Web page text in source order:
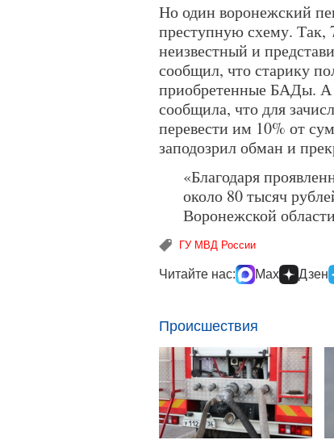
Но один воронежский
преступную схему. Так,
неизвестный и
сообщил, что старику
приобретенные БАДы. А
сообщила, что для
перевести им 10% от
заподозрил обман и
«Благодаря
около 80 тысяч
Воронежской
ГУ МВД России
Читайте нас: Max Дзен
Происшествия